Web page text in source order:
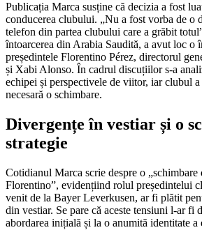
Publicația Marca susține că decizia a fost
conducerea clubului. „Nu a fost vorba de o
telefon din partea clubului care a grăbit
întoarcerea din Arabia Saudită, a avut loc o
președintele Florentino Pérez, directorul
și Xabi Alonso. În cadrul discuțiilor s-a
echipei și perspectivele de viitor, iar clubul a
necesară o schimbare.
Divergențe în vestiar și o
strategie
Cotidianul Marca scrie despre o „schimbare
Florentino”, evidențiind rolul președintelui
venit de la Bayer Leverkusen, ar fi plătit
din vestiar. Se pare că aceste tensiuni l-ar fi
abordarea inițială și la o anumită identitate a